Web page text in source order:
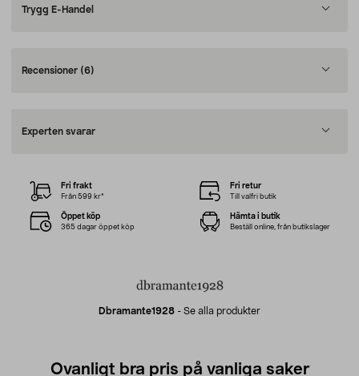
Trygg E-Handel
Recensioner (6)
Experten svarar
Dbramante1928 - Se alla produkter
Fri frakt
Från 599 kr*
Fri retur
Till valfri butik
Öppet köp
365 dagar öppet köp
Hämta i butik
Beställ online, från butikslager
Ovanligt bra pris på vanliga saker